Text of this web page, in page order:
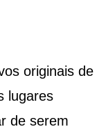
originais de
lugares
de serem